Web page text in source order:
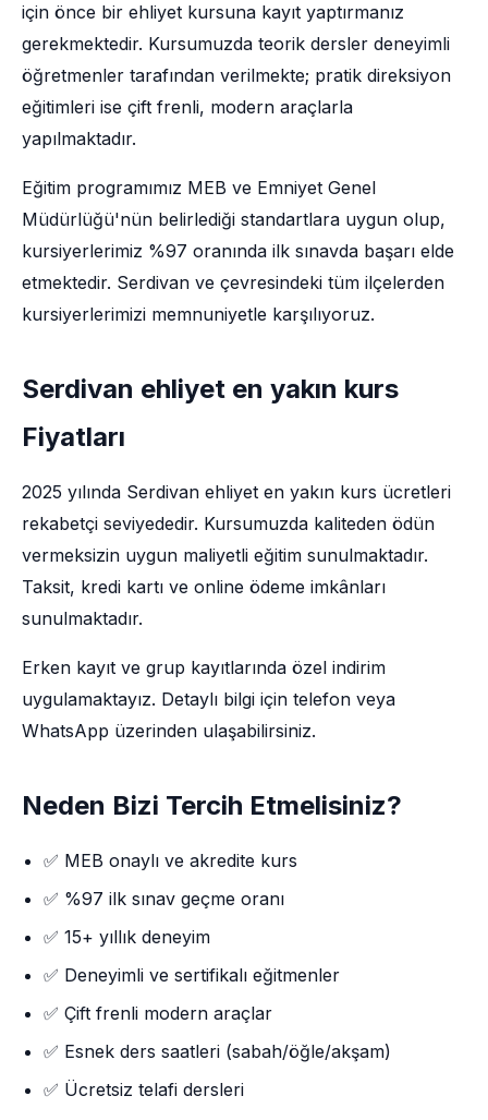
için önce bir ehliyet kursuna kayıt yaptırmanız
gerekmektedir. Kursumuzda teorik dersler deneyimli
öğretmenler tarafından verilmekte; pratik direksiyon
eğitimleri ise çift frenli, modern araçlarla
yapılmaktadır.
Eğitim programımız MEB ve Emniyet Genel
Müdürlüğü'nün belirlediği standartlara uygun olup,
kursiyerlerimiz %97 oranında ilk sınavda başarı elde
etmektedir. Serdivan ve çevresindeki tüm ilçelerden
kursiyerlerimizi memnuniyetle karşılıyoruz.
Serdivan ehliyet en yakın kurs
Fiyatları
2025 yılında Serdivan ehliyet en yakın kurs ücretleri
rekabetçi seviyededir. Kursumuzda kaliteden ödün
vermeksizin uygun maliyetli eğitim sunulmaktadır.
Taksit, kredi kartı ve online ödeme imkânları
sunulmaktadır.
Erken kayıt ve grup kayıtlarında özel indirim
uygulamaktayız. Detaylı bilgi için telefon veya
WhatsApp üzerinden ulaşabilirsiniz.
Neden Bizi Tercih Etmelisiniz?
✅ MEB onaylı ve akredite kurs
✅ %97 ilk sınav geçme oranı
✅ 15+ yıllık deneyim
✅ Deneyimli ve sertifikalı eğitmenler
✅ Çift frenli modern araçlar
✅ Esnek ders saatleri (sabah/öğle/akşam)
✅ Ücretsiz telafi dersleri